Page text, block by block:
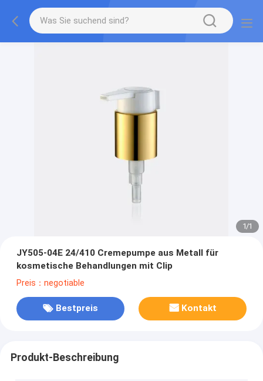
1/1
JY505-04E 24/410 Cremepumpe aus Metall für
kosmetische Behandlungen mit Clip
Preis：negotiable
Bestpreis Kontakt
Produkt-Beschreibung